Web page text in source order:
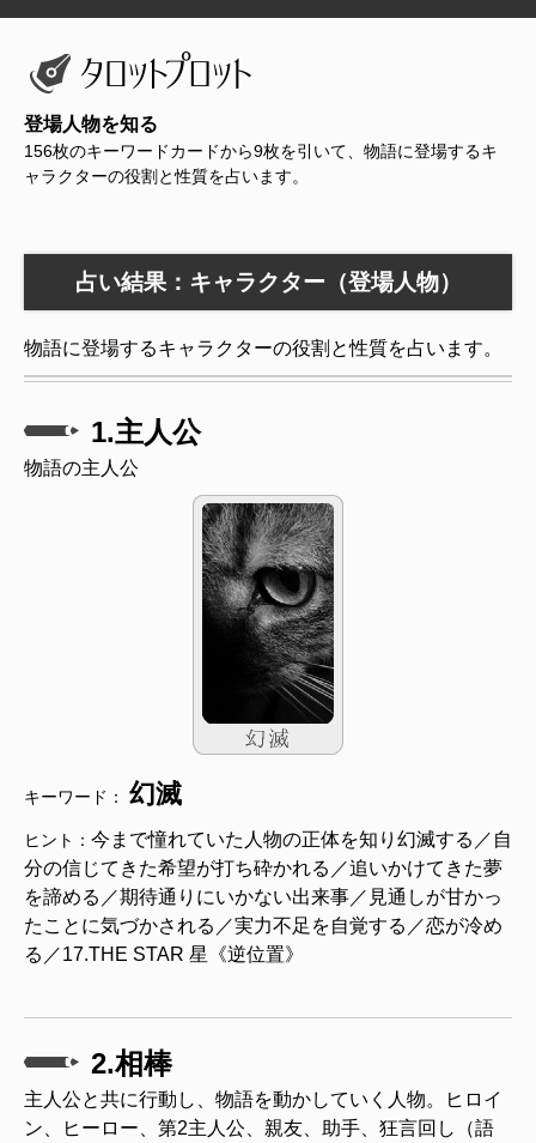
登場人物を知る
156枚のキーワードカードから9枚を引いて、物語に登場するキ
ャラクターの役割と性質を占います。
占い結果：キャラクター（登場人物）
物語に登場するキャラクターの役割と性質を占います。
1.主人公
物語の主人公
キーワード： 幻滅
ヒント： 今まで憧れていた人物の正体を知り幻滅する／自
分の信じてきた希望が打ち砕かれる／追いかけてきた夢
を諦める／期待通りにいかない出来事／見通しが甘かっ
たことに気づかされる／実力不足を自覚する／恋が冷め
る／17.THE STAR 星《逆位置》
2.相棒
主人公と共に行動し、物語を動かしていく人物。ヒロイ
ン、ヒーロー、第2主人公、親友、助手、狂言回し（語